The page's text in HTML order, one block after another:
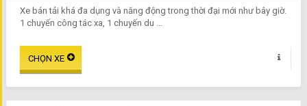
Xe bán tải khá đa dụng và năng động trong thời đại mới như bây giờ.
1 chuyến công tác xa, 1 chuyến du ...